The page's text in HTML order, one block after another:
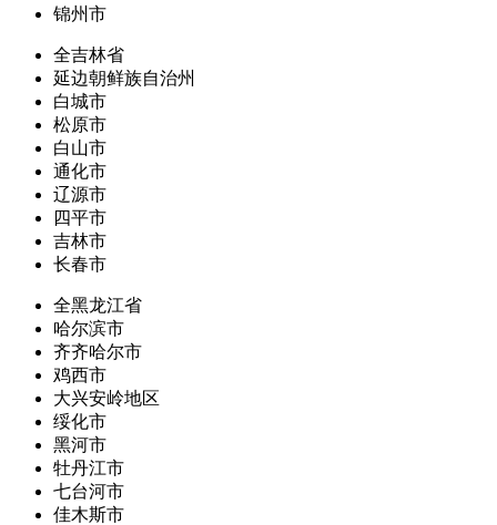
锦州市
全吉林省
延边朝鲜族自治州
白城市
松原市
白山市
通化市
辽源市
四平市
吉林市
长春市
全黑龙江省
哈尔滨市
齐齐哈尔市
鸡西市
大兴安岭地区
绥化市
黑河市
牡丹江市
七台河市
佳木斯市